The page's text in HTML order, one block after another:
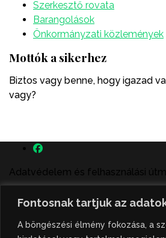
Fontosnak tartjuk az
A böngészési élmény fokozása, a
Szerkesztő rovata
Barangolások
Önkormányzati közlemények
Mottók a sikerhez
Biztos vagy benne, hogy igazad
vagy?
Adatvédelem és felhasználási
A szenttamás.rs magyar nyelvű
megjelenő szerzői írások, a
tartalom a portált működtető Gion